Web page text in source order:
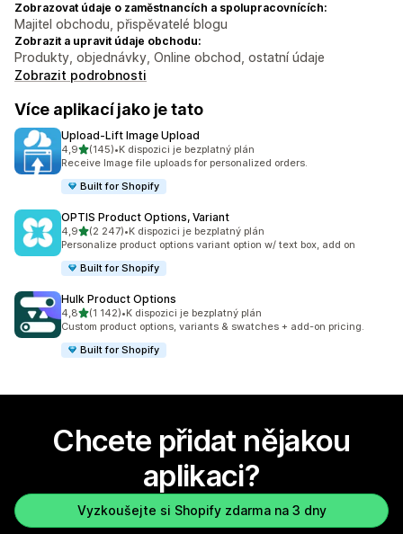
Zobrazovat údaje o zaměstnancích a spolupracovnících:
Majitel obchodu, přispěvatelé blogu
Zobrazit a upravit údaje obchodu:
Produkty, objednávky, Online obchod, ostatní údaje
Zobrazit podrobnosti
Více aplikací jako je tato
Upload‑Lift Image Upload
4,9z 5 hvězd
(145)
Celkový počet recenzí: 145
•K dispozici je bezplatný plán
Receive Image file uploads for personalized orders.
Built for Shopify
OPTIS Product Options, Variant
4,9z 5 hvězd
(2 247)
Celkový počet recenzí: 2247
•K dispozici je bezplatný plán
Personalize product options variant option w/ text box, add on
Built for Shopify
Hulk Product Options
4,8z 5 hvězd
(1 142)
Celkový počet recenzí: 1142
•K dispozici je bezplatný plán
Custom product options, variants & swatches + add-on pricing.
Built for Shopify
Chcete přidat nějakou
aplikaci?
Vyzkoušejte si Shopify zdarma na 3 dny